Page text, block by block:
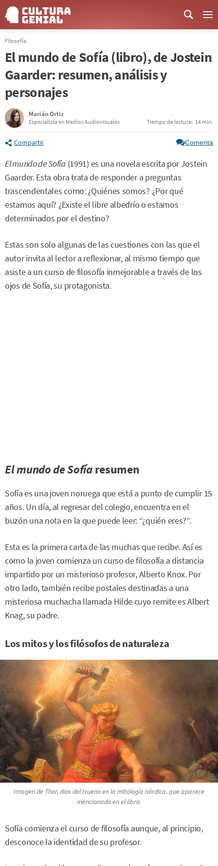
Filosofía
El mundo de Sofía (libro), de Jostein
Gaarder: resumen, análisis y
personajes
Marián Ortiz
Especialista en Medios Audiovisuales Tiempo de lectura: 14 min.
Compartir Comenta
El mundo de Sofía (1991) es una novela escrita por Jostein
Gaarder. Esta obra trata de responder a preguntas
trascendentales como: ¿Quiénes somos? ¿Por qué
estamos aquí? ¿Existe el libre albedrío o estamos
determinados por el destino?
Estas son solo algunas de las cuestiones con las que el
autor invita al lector a reflexionar, al mismo tiempo que
asiste a un curso de filosofía inmejorable a través de los
ojos de Sofía, su protagonista.
El mundo de Sofíaresumen
Sofía es una joven noruega que está a punto de cumplir 15
años. Un día, al regresar del colegio, encuentra en el
buzón una nota en la que puede leer: “¿quién eres?”.
Esta es la primera carta de las muchas que recibe. Así es
como la joven comienza un curso de filosofía a distancia
impartido por un misterioso profesor, Alberto Knox. Por
otro lado, también recibe postales destinadas a una
misteriosa muchacha llamada Hilde cuyo remite es Albert
Knag, su padre.
Los mitos y los filósofos de naturaleza
Imagen de Thor, dios del trueno en la mitología nórdica, que aparece
mencionado en el libro.
Sofía comienza el curso de filosofía aunque, al principio,
desconoce la identidad de su profesor.